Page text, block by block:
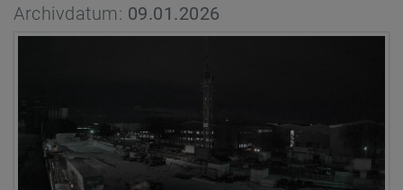
Archivdatum: 09.01.2026